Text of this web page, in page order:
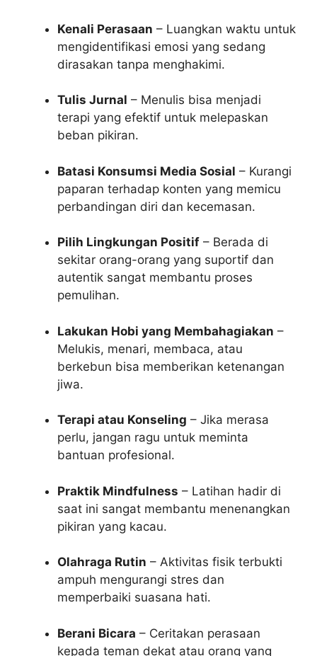
Kenali Perasaan – Luangkan waktu untuk
mengidentifikasi emosi yang sedang
dirasakan tanpa menghakimi.
Tulis Jurnal – Menulis bisa menjadi
terapi yang efektif untuk melepaskan
beban pikiran.
Batasi Konsumsi Media Sosial – Kurangi
paparan terhadap konten yang memicu
perbandingan diri dan kecemasan.
Pilih Lingkungan Positif – Berada di
sekitar orang-orang yang suportif dan
autentik sangat membantu proses
pemulihan.
Lakukan Hobi yang Membahagiakan –
Melukis, menari, membaca, atau
berkebun bisa memberikan ketenangan
jiwa.
Terapi atau Konseling – Jika merasa
perlu, jangan ragu untuk meminta
bantuan profesional.
Praktik Mindfulness – Latihan hadir di
saat ini sangat membantu menenangkan
pikiran yang kacau.
Olahraga Rutin – Aktivitas fisik terbukti
ampuh mengurangi stres dan
memperbaiki suasana hati.
Berani Bicara – Ceritakan perasaan
kepada teman dekat atau orang yang